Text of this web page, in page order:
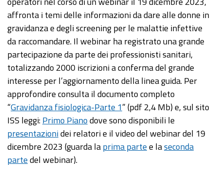
affronta i temi delle informazioni da dare alle donne in
gravidanza e degli screening per le malattie infettive
da raccomandare. Il webinar ha registrato una grande
partecipazione da parte dei professionisti sanitari,
totalizzando 2000 iscrizioni a conferma del grande
interesse per l’aggiornamento della linea guida. Per
approfondire consulta il documento completo
“Gravidanza fisiologica-Parte 1” (pdf 2,4 Mb) e, sul sito
ISS leggi:Primo Pianodove sono disponibili le
presentazionidei relatori e il video del webinar del 19
dicembre 2023 (guarda laprima partee laseconda
partedel webinar).